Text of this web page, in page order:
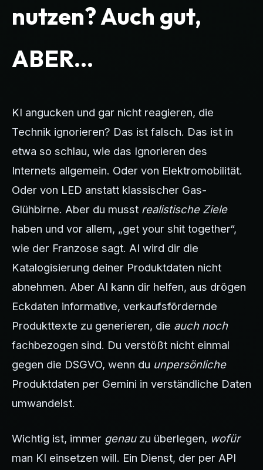
nutzen? Auch gut,
ABER...
KI angucken und gar nicht reagieren, die
Technik ignorieren? Das ist falsch. Das ist in
etwa so schlau, wie das Ignorieren des
Internets allgemein. Oder von Elektromobilität.
Oder von LED anstatt klassischer Gas-
Glühbirne. Aber du musst realistische Ziele
haben und vor allem, „get your shit together“,
wie der Franzose sagt. AI wird dir die
Katalogisierung deiner Produktdaten nicht
abnehmen. Aber AI kann dir helfen, aus drögen
Eckdaten informative, verkaufsfördernde
Produkttexte zu generieren, die auch noch
fachbezogen sind. Du verstößt nicht einmal
gegen die DSGVO, wenn du unpersönliche
Produktdaten per Gemini in verständliche Daten
umwandelst.
Wichtig ist, immer genauzu überlegen, wofür
man KI einsetzen will. Ein Dienst, der per API